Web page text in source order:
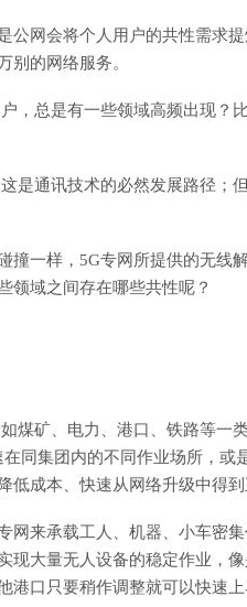
网会将个人用户的共性需求
别的网络服务。
，总是有一些领域高频出现？
是通讯技术的必然发展路径；
一样，5G专网所提供的无线
领域之间存在哪些共性呢？
煤矿、电力、港口、铁路等一
同集团内的不同作业场所，或
成本、快速从网络升级中得到
网来承载工人、机器、小车密
现大量无人设备的稳定作业，
口只要稍作调整就可以快速上